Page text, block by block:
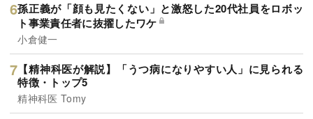
孫正義が「顔も見たくない」と激怒した20代社員をロボッ
ト事業責任者に抜擢したワケ
小倉健一
【精神科医が解説】「うつ病になりやすい人」に見られる
特徴・トップ5
精神科医 Tomy